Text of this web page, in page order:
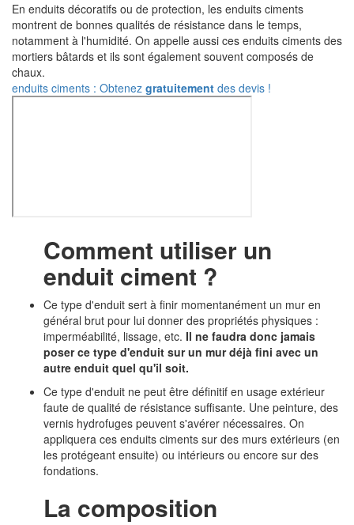
En enduits décoratifs ou de protection, les enduits ciments
montrent de bonnes qualités de résistance dans le temps,
notamment à l'humidité. On appelle aussi ces enduits ciments des
mortiers bâtards et ils sont également souvent composés de
chaux.
enduits ciments : Obtenez gratuitement des devis !
Comment utiliser un
enduit ciment ?
Ce type d'enduit sert à finir momentanément un mur en
général brut pour lui donner des propriétés physiques :
imperméabilité, lissage, etc. Il ne faudra donc jamais
poser ce type d'enduit sur un mur déjà fini avec un
autre enduit quel qu'il soit.
Ce type d'enduit ne peut être définitif en usage extérieur
faute de qualité de résistance suffisante. Une peinture, des
vernis hydrofuges peuvent s'avérer nécessaires. On
appliquera ces enduits ciments sur des murs extérieurs (en
les protégeant ensuite) ou intérieurs ou encore sur des
fondations.
La composition